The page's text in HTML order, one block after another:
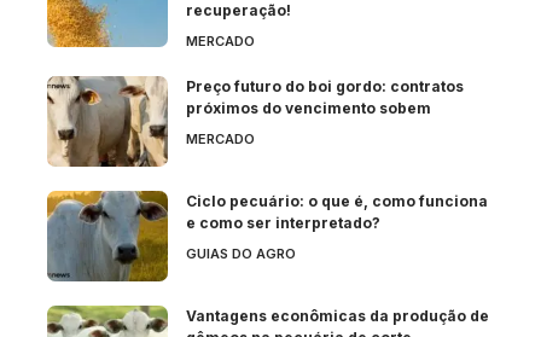
recuperação!
MERCADO
Preço futuro do boi gordo: contratos
próximos do vencimento sobem
MERCADO
Ciclo pecuário: o que é, como funciona
e como ser interpretado?
GUIAS DO AGRO
Vantagens econômicas da produção de